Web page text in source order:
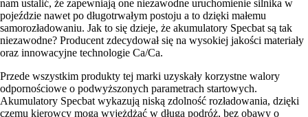
nam ustalić, że zapewniają one niezawodne uruchomienie silnika w
pojeździe nawet po długotrwałym postoju a to dzięki małemu
samorozładowaniu. Jak to się dzieje, że akumulatory Specbat są tak
niezawodne? Producent zdecydował się na wysokiej jakości materiały
oraz innowacyjne technologie Ca/Ca.
Przede wszystkim produkty tej marki uzyskały korzystne walory
odpornościowe o podwyższonych parametrach startowych.
Akumulatory Specbat wykazują niską zdolność rozładowania, dzięki
czemu kierowcy mogą wyjeżdżać w długą podróż, bez obawy o